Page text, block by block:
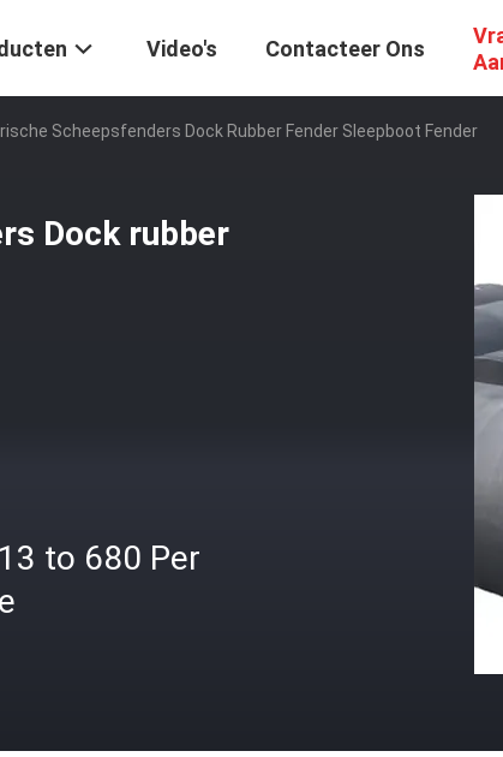
Video's Contacteer Ons
Scheepsfenders Dock Rubber Fender Sleepboot Fender
Dock rubber
to 680 Per